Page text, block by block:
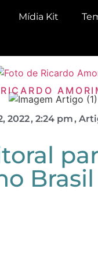
Mídia Kit
RICARDO
2022, 2:24 pm,
Brasil